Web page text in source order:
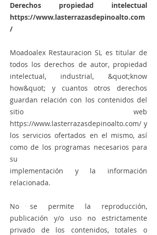
Derechos propiedad intelectual
https://www.lasterrazasdepinoalto.com
/
Moadoalex Restauracion SL es titular de
todos los derechos de autor, propiedad
intelectual, industrial, &quot;know
how&quot; y cuantos otros derechos
guardan relación con los contenidos del
sitio web
https://www.lasterrazasdepinoalto.com/ y
los servicios ofertados en el mismo, así
como de los programas necesarios para
su
implementación y la información
relacionada.
No se permite la reproducción,
publicación y/o uso no estrictamente
privado de los contenidos, totales o